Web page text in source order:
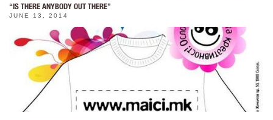
“IS THERE ANYBODY OUT THERE”
JUNE 13, 2014